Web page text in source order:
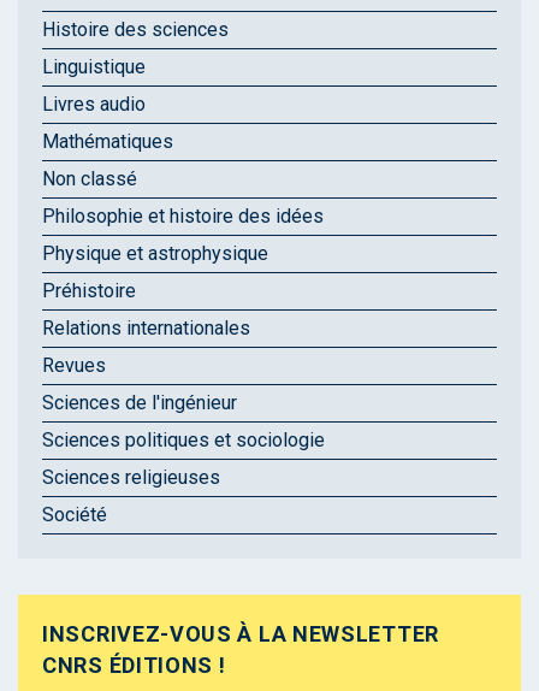
Histoire des sciences
Linguistique
Livres audio
Mathématiques
Non classé
Philosophie et histoire des idées
Physique et astrophysique
Préhistoire
Relations internationales
Revues
Sciences de l'ingénieur
Sciences politiques et sociologie
Sciences religieuses
Société
INSCRIVEZ-VOUS À LA NEWSLETTER
CNRS ÉDITIONS !